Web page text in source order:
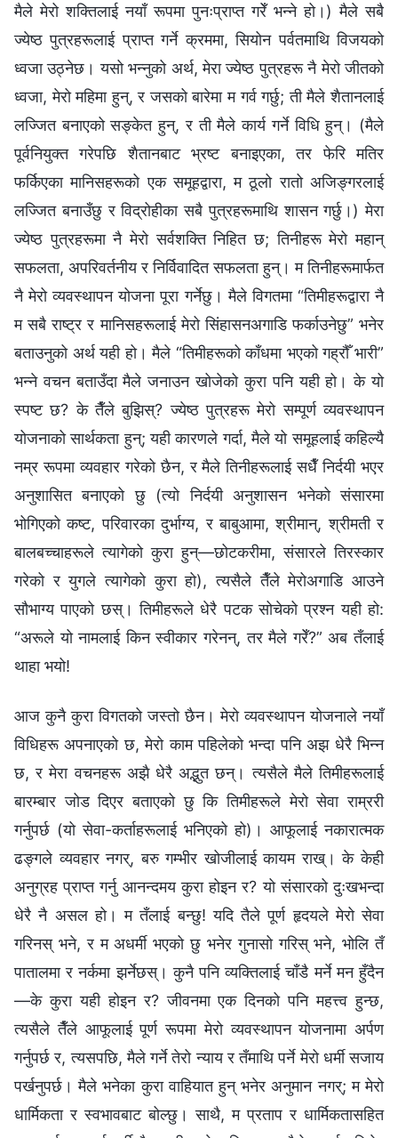
मैले मेरो शक्तिलाई नयाँ रूपमा पुनःप्राप्त गरेँ भन्‍ने हो।) मैले सबै
ज्येष्ठ पुत्रहरूलाई प्राप्त गर्ने क्रममा, सियोन पर्वतमाथि विजयको
ध्वजा उठ्नेछ। यसो भन्नुको अर्थ, मेरा ज्येष्ठ पुत्रहरू नै मेरो जीतको
ध्वजा, मेरो महिमा हुन्, र जसको बारेमा म गर्व गर्छु; ती मैले शैतानलाई
लज्जित बनाएको सङ्केत हुन्, र ती मैले कार्य गर्ने विधि हुन्। (मैले
पूर्वनियुक्त गरेपछि शैतानबाट भ्रष्ट बनाइएका, तर फेरि मतिर
फर्किएका मानिसहरूको एक समूहद्वारा, म ठूलो रातो अजिङ्गरलाई
लज्जित बनाउँछु र विद्रोहीका सबै पुत्रहरूमाथि शासन गर्छु।) मेरा
ज्येष्ठ पुत्रहरूमा नै मेरो सर्वशक्ति निहित छ; तिनीहरू मेरो महान्
सफलता, अपरिवर्तनीय र निर्विवादित सफलता हुन्। म तिनीहरूमार्फत
नै मेरो व्यवस्थापन योजना पूरा गर्नेछु। मैले विगतमा “तिमीहरूद्वारा नै
म सबै राष्ट्र र मानिसहरूलाई मेरो सिंहासनअगाडि फर्काउनेछु” भनेर
बताउनुको अर्थ यही हो। मैले “तिमीहरूको काँधमा भएको गह्रौँ भारी”
भन्‍ने वचन बताउँदा मैले जनाउन खोजेको कुरा पनि यही हो। के यो
स्पष्ट छ? के तैँले बुझिस्? ज्येष्ठ पुत्रहरू मेरो सम्पूर्ण व्यवस्थापन
योजनाको सार्थकता हुन्; यही कारणले गर्दा, मैले यो समूहलाई कहिल्यै
नम्र रूपमा व्यवहार गरेको छैन, र मैले तिनीहरूलाई सधैँ निर्दयी भएर
अनुशासित बनाएको छु (त्यो निर्दयी अनुशासन भनेको संसारमा
भोगिएको कष्ट, परिवारका दुर्भाग्य, र बाबुआमा, श्रीमान्, श्रीमती र
बालबच्चाहरूले त्यागेको कुरा हुन्—छोटकरीमा, संसारले तिरस्कार
गरेको र युगले त्यागेको कुरा हो), त्यसैले तैँले मेरोअगाडि आउने
सौभाग्य पाएको छस्। तिमीहरूले धेरै पटक सोचेको प्रश्‍न यही हो:
“अरूले यो नामलाई किन स्वीकार गरेनन्, तर मैले गरेँ?” अब तँलाई
थाहा भयो!
आज कुनै कुरा विगतको जस्तो छैन। मेरो व्यवस्थापन योजनाले नयाँ
विधिहरू अपनाएको छ, मेरो काम पहिलेको भन्दा पनि अझ धेरै भिन्न
छ, र मेरा वचनहरू अझै धेरै अद्भुत छन्। त्यसैले मैले तिमीहरूलाई
बारम्बार जोड दिएर बताएको छु कि तिमीहरूले मेरो सेवा राम्ररी
गर्नुपर्छ (यो सेवा-कर्ताहरूलाई भनिएको हो)। आफूलाई नकारात्मक
ढङ्गले व्यवहार नगर्, बरु गम्भीर खोजीलाई कायम राख्। के केही
अनुग्रह प्राप्त गर्नु आनन्दमय कुरा होइन र? यो संसारको दुःखभन्दा
धेरै नै असल हो। म तँलाई बन्छु! यदि तैले पूर्ण हृदयले मेरो सेवा
गरिनस् भने, र म अधर्मी भएको छु भनेर गुनासो गरिस् भने, भोलि तँ
पातालमा र नर्कमा झर्नेछस्। कुनै पनि व्यक्तिलाई चाँडै मर्ने मन हुँदैन
—के कुरा यही होइन र? जीवनमा एक दिनको पनि महत्त्व हुन्छ,
त्यसैले तैँले आफूलाई पूर्ण रूपमा मेरो व्यवस्थापन योजनामा अर्पण
गर्नुपर्छ र, त्यसपछि, मैले गर्ने तेरो न्याय र तँमाथि पर्ने मेरो धर्मी सजाय
पर्खनुपर्छ। मैले भनेका कुरा वाहियात हुन् भनेर अनुमान नगर्; म मेरो
धार्मिकता र स्वभावबाट बोल्छु। साथै, म प्रताप र धार्मिकतासहित